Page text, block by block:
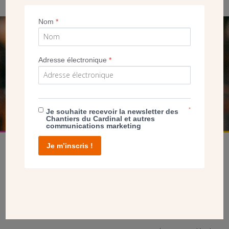
SEUL VOTRE DON
NOUS PERMET D’AGIR
FAIRE UN DON
Nom*
Adresse électronique*
Je souhaite recevoir la newsletter des
Chantiers du Cardinal et autres
communications marketing
*
Je m’inscris !